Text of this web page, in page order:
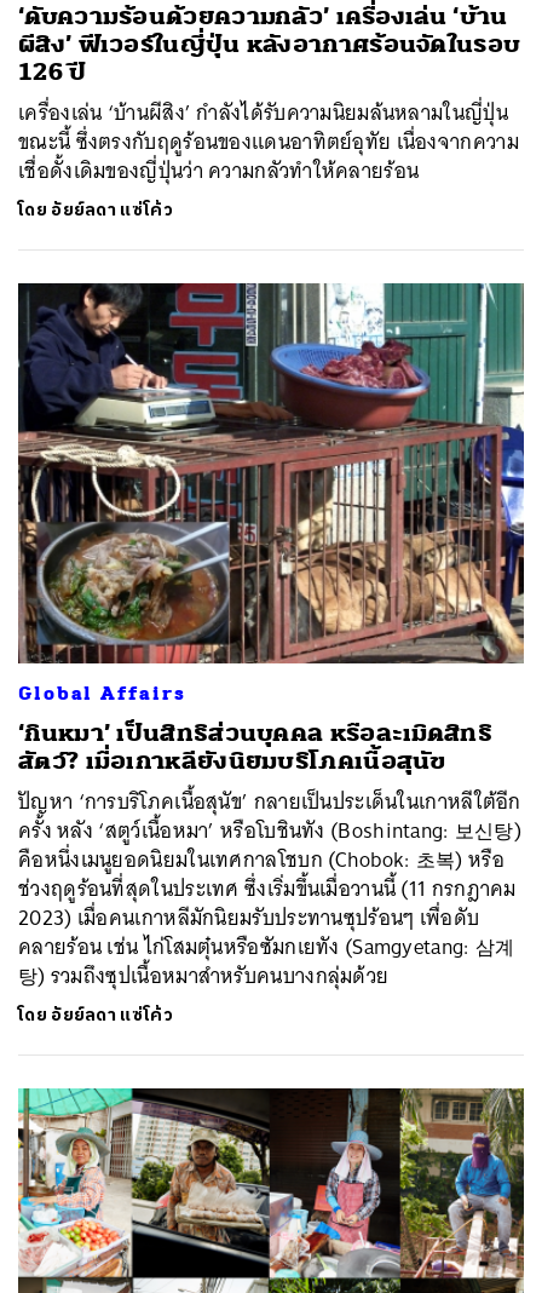
‘ดับความร้อนด้วยความกลัว’ เครื่องเล่น ‘บ้าน
ผีสิง’ ฟีเวอร์ในญี่ปุ่น หลังอากาศร้อนจัดในรอบ
126 ปี
เครื่องเล่น ‘บ้านผีสิง’ กำลังได้รับความนิยมล้นหลามในญี่ปุ่น
ขณะนี้ ซึ่งตรงกับฤดูร้อนของแดนอาทิตย์อุทัย เนื่องจากความ
เชื่อดั้งเดิมของญี่ปุ่นว่า ความกลัวทำให้คลายร้อน
โดย อัยย์ลดา แซ่โค้ว
Global Affairs
‘กินหมา’ เป็นสิทธิส่วนบุคคล หรือละเมิดสิทธิ
สัตว์? เมื่อเกาหลียังนิยมบริโภคเนื้อสุนัข
ปัญหา ‘การบริโภคเนื้อสุนัข’ กลายเป็นประเด็นในเกาหลีใต้อีก
ครั้ง หลัง ‘สตูว์เนื้อหมา’ หรือโบชินทัง (Boshintang: 보신탕)
คือหนึ่งเมนูยอดนิยมในเทศกาลโชบก (Chobok: 초복) หรือ
ช่วงฤดูร้อนที่สุดในประเทศ ซึ่งเริ่มขึ้นเมื่อวานนี้ (11 กรกฎาคม
2023) เมื่อคนเกาหลีมักนิยมรับประทานซุปร้อนๆ เพื่อดับ
คลายร้อน เช่น ไก่โสมตุ๋นหรือซัมกเยทัง (Samgyetang: 삼계
탕) รวมถึงซุปเนื้อหมาสำหรับคนบางกลุ่มด้วย
โดย อัยย์ลดา แซ่โค้ว
ค้นหา
SHARE TWEET LINE EMAIL